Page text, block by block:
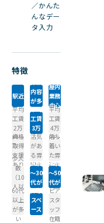
／かんた
んなデー
タ入力
特徴
駅近
内容
が多
い
屋内
業務
中心
平均
工賃
2万
円～
平均
工賃
3万
円～
平均
工賃
4万
円～
資格
取得
支援
あり
活気
があ
る雰
囲気
落ち
着い
た雰
囲気
少人
数
（10
人以
下）
20代
～30
代が
多い
40代
～50
代が
多い
60代
以上
が多
い
休憩
スペ
ース
ピア
スタ
ッフ
在籍